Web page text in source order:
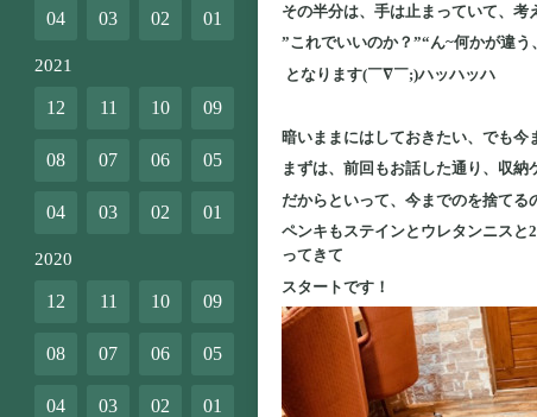
その半分は、手は止まっていて、考
”これでいいのか？”“ん~何かが違
となります(￣∇￣;)ハッハッハ
暗いままにはしておきたい、でも今
まずは、前回もお話した通り、収納
だからといって、今までのを捨てる
ペンキもステインとウレタンニス
ってきて
スタートです！
04 03 02 01
2021
12 11 10 09
08 07 06 05
04 03 02 01
2020
12 11 10 09
08 07 06 05
04 03 02 01